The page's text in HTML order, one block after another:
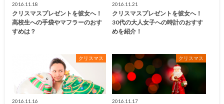
2016.11.18
クリスマスプレゼントを彼女へ！
高校生への手袋やマフラーのおす
すめは？
2016.11.21
クリスマスプレゼントを彼女へ！
30代の大人女子への時計のおすす
めを紹介！
クリスマス
2016.11.16
クリスマス
2016.11.17